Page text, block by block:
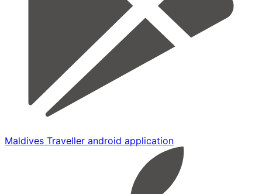
Maldives Traveller android application